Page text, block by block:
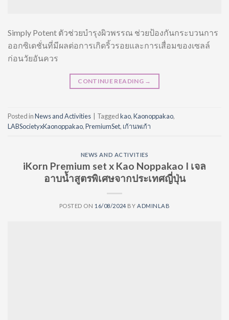
Simply Potent ตัวช่วยบำรุงผิวพรรณ ช่วยป้องกันกระบวนการ
ออกซิเดชั่นที่มีผลต่อการเกิดริ้วรอยและการเสื่อมของเซลล์
ก่อนวัยอันควร
CONTINUE READING →
Posted inNews and Activities Taggedkao,Kaonoppakao,
LABSocietyxKaonoppakao,PremiumSet, เก้านพเก้า
NEWS AND ACTIVITIES
iKorn Premium set x Kao Noppakao I เจล
อาบน้ำสูตรพิเศษจากประเทศญี่ปุ่น
POSTED ON 16/08/2024 BY ADMINLAB